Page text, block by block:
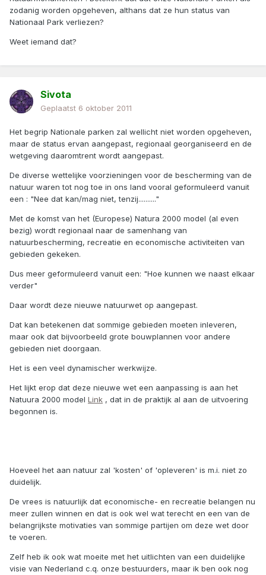
zodanig worden opgeheven, althans dat ze hun status van
Nationaal Park verliezen?
Weet iemand dat?
Sivota
Geplaatst 6 oktober 2011
Het begrip Nationale parken zal wellicht niet worden opgeheven,
maar de status ervan aangepast, regionaal georganiseerd en de
wetgeving daaromtrent wordt aangepast.
De diverse wettelijke voorzieningen voor de bescherming van de
natuur waren tot nog toe in ons land vooral geformuleerd vanuit
een : "Nee dat kan/mag niet, tenzij.........."
Met de komst van het (Europese) Natura 2000 model (al even
bezig) wordt regionaal naar de samenhang van
natuurbescherming, recreatie en economische activiteiten van
gebieden gekeken.
Dus meer geformuleerd vanuit een: "Hoe kunnen we naast elkaar
verder"
Daar wordt deze nieuwe natuurwet op aangepast.
Dat kan betekenen dat sommige gebieden moeten inleveren,
maar ook dat bijvoorbeeld grote bouwplannen voor andere
gebieden niet doorgaan.
Het is een veel dynamischer werkwijze.
Het lijkt erop dat deze nieuwe wet een aanpassing is aan het
Natuura 2000 model Link , dat in de praktijk al aan de uitvoering
begonnen is.
Hoeveel het aan natuur zal 'kosten' of 'opleveren' is m.i. niet zo
duidelijk.
De vrees is natuurlijk dat economische- en recreatie belangen nu
meer zullen winnen en dat is ook wel wat terecht en een van de
belangrijkste motivaties van sommige partijen om deze wet door
te voeren.
Zelf heb ik ook wat moeite met het uitlichten van een duidelijke
visie van Nederland c.q. onze bestuurders, maar ik ben ook nog